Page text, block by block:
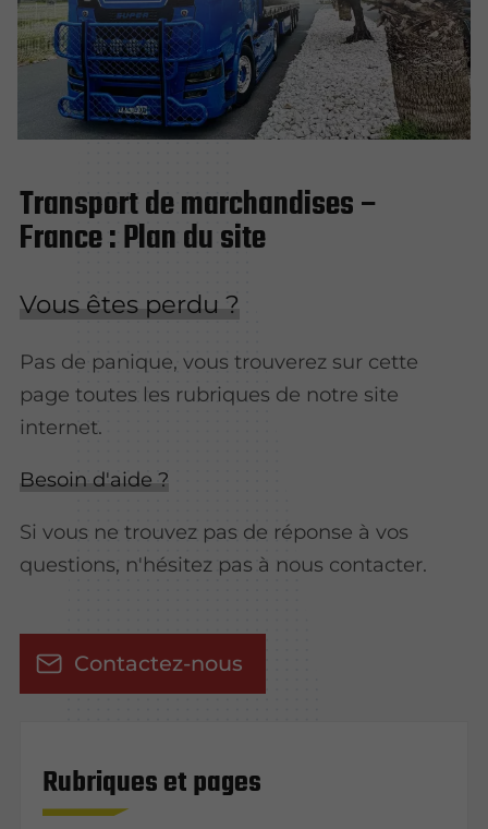
Transport de marchandises –
France : Plan du site
Vous êtes perdu ?
Pas de panique, vous trouverez sur cette
page toutes les rubriques de notre site
internet.​​
Besoin d'aide ?
Si vous ne trouvez pas de réponse à vos
questions, n'hésitez pas à nous contacter.
Contactez-nous
Rubriques et pages